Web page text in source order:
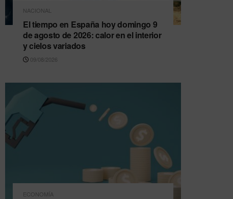
NACIONAL
El tiempo en España hoy domingo 9
de agosto de 2026: calor en el interior
y cielos variados
09/08/2026
ECONOMÍA